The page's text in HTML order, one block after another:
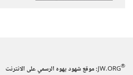
JW.ORG®
:‏ موقع شهود يهوه الرسمي على الانترنت